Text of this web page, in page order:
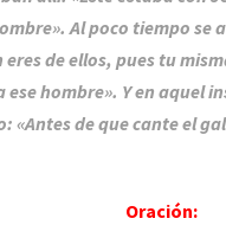
Al poco tiempo se
de ellos, pues tu
hombre». Y en aquel
«Antes de que cante el
Oración: